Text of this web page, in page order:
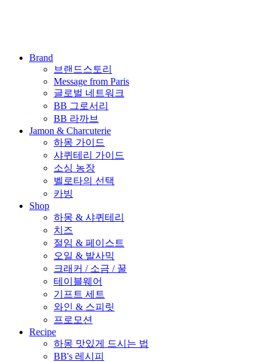
Brand
브랜드스토리
Message from Paris
글로벌 네트워크
BB 그로서리
BB 라까브
Jamon & Charcuterie
하몽 가이드
샤퀴테리 가이드
소싱 농장
벨로타의 선택
카빙
Shop
하몽 & 샤퀴테리
치즈
절임 & 페이스트
오일 & 발사믹
크래커 / 소금 / 꿀
테이블웨어
기프트 세트
와인 & 스피릿
프로모션
Recipe
하몽 맛있게 드시는 법
BB's 레시피